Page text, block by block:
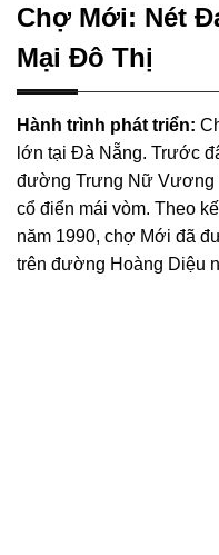
Chợ Mới: Nét
Mại Đô Thị
Hành trình phát triển:
lớn tại Đà Nẵng. Trước
đường Trưng Nữ Vương
cổ điển mái vòm. Theo
năm 1990, chợ Mới đã
trên đường Hoàng Diệu